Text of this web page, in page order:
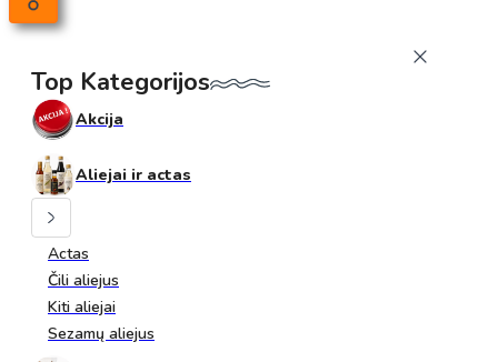
Top Kategorijos
Akcija
Aliejai ir actas
Actas
Čili aliejus
Kiti aliejai
Sezamų aliejus